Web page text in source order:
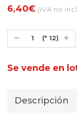
6,40€ (IVA no
(* 12)
Se vende en
Descripción